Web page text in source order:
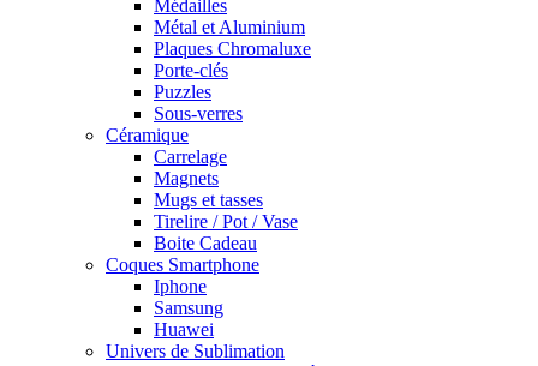
Médailles
Métal et Aluminium
Plaques Chromaluxe
Porte-clés
Puzzles
Sous-verres
Céramique
Carrelage
Magnets
Mugs et tasses
Tirelire / Pot / Vase
Boite Cadeau
Coques Smartphone
Iphone
Samsung
Huawei
Univers de Sublimation